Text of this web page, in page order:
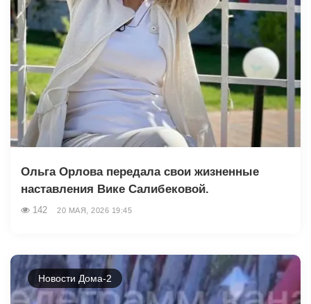
Ольга Орлова передала свои жизненные
наставления Вике Салибековой.
142 20 МАЯ, 2026 19:45
Новости Дома-2